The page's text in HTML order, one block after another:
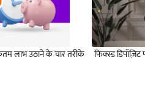
लाभ उठाने के चार तरीके
फिक्स्ड